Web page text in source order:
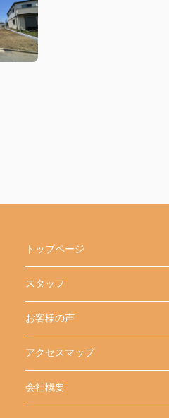
トップページ
スタッフ
お客様の声
アクセスマップ
会社概要